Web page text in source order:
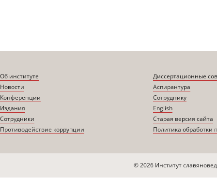
Об институте
Новости
Конференции
Издания
Сотрудники
Противодействие коррупции
Диссертационные
Аспирантура
Сотруднику
English
Старая версия сайта
Политика обработки
© 2026 Институт